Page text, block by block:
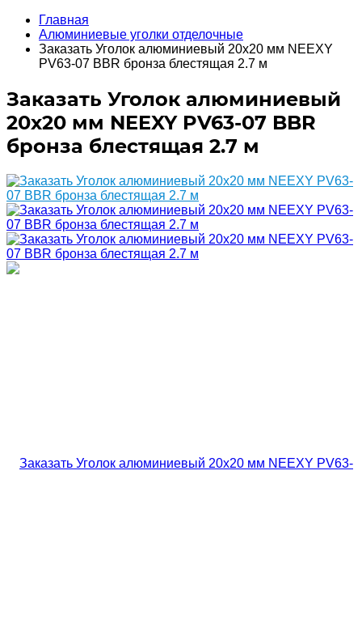
Главная
Алюминиевые уголки отделочные
Заказать Уголок алюминиевый 20х20 мм NEEXY
PV63-07 BBR бронза блестящая 2.7 м
Заказать Уголок алюминиевый
20х20 мм NEEXY PV63-07 BBR
бронза блестящая 2.7 м